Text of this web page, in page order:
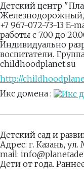
Детский центр
Железнодорожный,
+7 967-072-73-13 E-
работы с 7.00 до
Индивидуально
воспитатели.
childhoodplanet.su
http://
Икс домена :
Детский сад и
Адрес: г. Казань, ул.
mail:
Дети от года.